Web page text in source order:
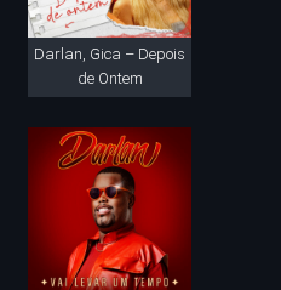
Darlan, Gica – Depois
de Ontem